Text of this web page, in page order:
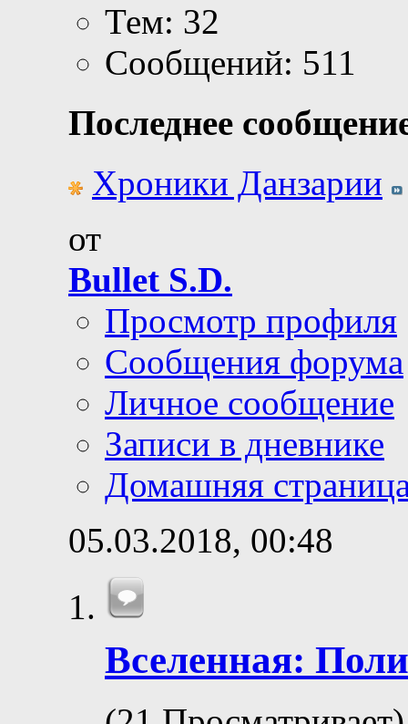
Тем: 32
Сообщений: 511
Последнее
Хроники Данзарии
от
Bullet S.D.
Просмотр профиля
Сообщения форума
Личное сообщение
Записи в дневнике
Домашняя
05.03.2018, 00:48
Вселенная: